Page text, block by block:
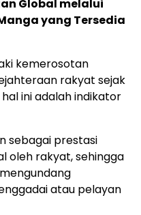
Global melalui
yang Tersedia
kemerosotan
rakyat sejak
ini adalah indikator
sebagai prestasi
oleh rakyat, sehingga
atau pelayan